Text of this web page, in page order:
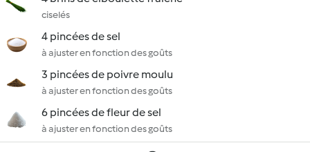
ciselés
4 pincées de sel
à ajuster en fonction des goûts
3 pincées de poivre moulu
à ajuster en fonction des goûts
6 pincées de fleur de sel
à ajuster en fonction des goûts